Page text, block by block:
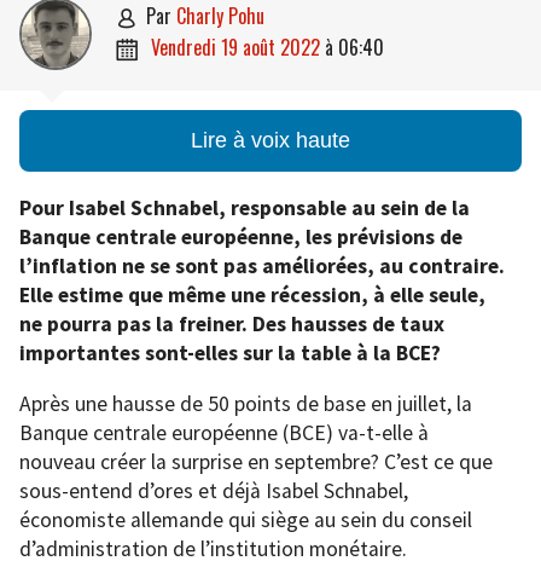
 par Charly Pohu
 vendredi 19 août 2022 à 06:40
Lire à voix haute
Pour Isabel Schnabel, responsable au sein de la
Banque centrale européenne, les prévisions de
l’inflation ne se sont pas améliorées, au contraire.
Elle estime que même une récession, à elle seule,
ne pourra pas la freiner. Des hausses de taux
importantes sont-elles sur la table à la BCE?
Après une hausse de 50 points de base en juillet, la
Banque centrale européenne (BCE) va-t-elle à
nouveau créer la surprise en septembre? C’est ce que
sous-entend d’ores et déjà Isabel Schnabel,
économiste allemande qui siège au sein du conseil
d’administration de l’institution monétaire.